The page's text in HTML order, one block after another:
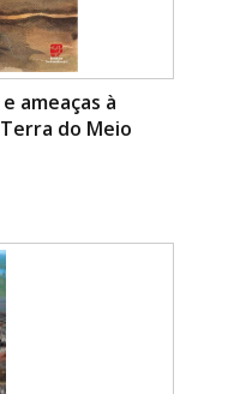
ameaças à
do Meio